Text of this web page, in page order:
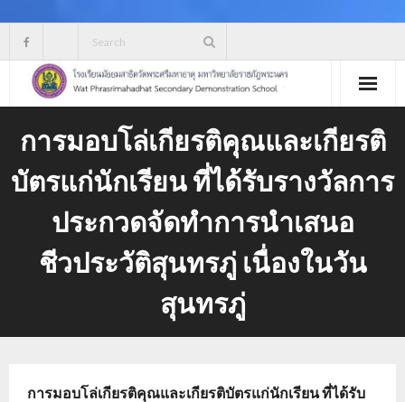
content
การมอบโล่เกียรติคุณและเกียรติ
บัตรแก่นักเรียน ที่ได้รับรางวัลการ
ประกวดจัดทำการนำเสนอ
ชีวประวัติสุนทรภู่ เนื่องในวัน
สุนทรภู่
การมอบโล่เกียรติคุณและเกียรติบัตรแก่นักเรียน ที่ได้รับ